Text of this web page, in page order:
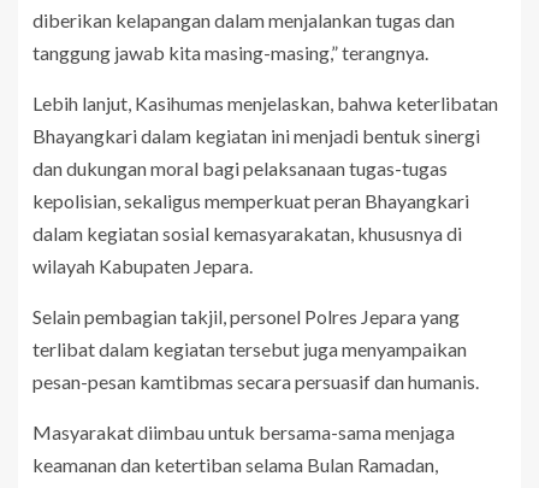
diberikan kelapangan dalam menjalankan tugas dan
tanggung jawab kita masing-masing,” terangnya.
Lebih lanjut, Kasihumas menjelaskan, bahwa keterlibatan
Bhayangkari dalam kegiatan ini menjadi bentuk sinergi
dan dukungan moral bagi pelaksanaan tugas-tugas
kepolisian, sekaligus memperkuat peran Bhayangkari
dalam kegiatan sosial kemasyarakatan, khususnya di
wilayah Kabupaten Jepara.
Selain pembagian takjil, personel Polres Jepara yang
terlibat dalam kegiatan tersebut juga menyampaikan
pesan-pesan kamtibmas secara persuasif dan humanis.
Masyarakat diimbau untuk bersama-sama menjaga
keamanan dan ketertiban selama Bulan Ramadan,